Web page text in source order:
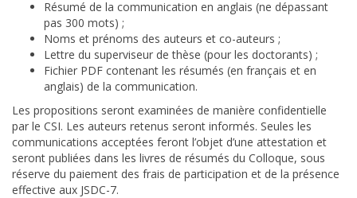
Résumé de la communication en anglais (ne dépassant
pas 300 mots) ;
Noms et prénoms des auteurs et co-auteurs ;
Lettre du superviseur de thèse (pour les doctorants) ;
Fichier PDF contenant les résumés (en français et en
anglais) de la communication.
Les propositions seront examinées de manière confidentielle
par le CSI. Les auteurs retenus seront informés. Seules les
communications acceptées feront l’objet d’une attestation et
seront publiées dans les livres de résumés du Colloque, sous
réserve du paiement des frais de participation et de la présence
effective aux JSDC-7.